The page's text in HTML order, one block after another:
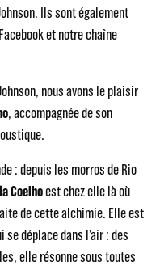
Ils sont également
et notre chaîne
nous avons le plaisir
, accompagnée de son
: depuis les morros de Rio
Coelhoest chez elle là où
de cette alchimie. Elle est
déplace dans l’air : des
elle résonne sous toutes